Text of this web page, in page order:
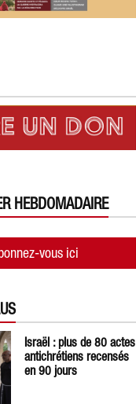
HEBDOMADAIRE
vous ici
Israël : plus de 80 actes
antichrétiens recensés
en 90 jours